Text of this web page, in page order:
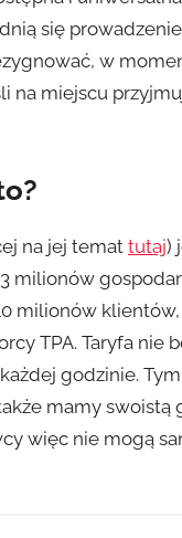
się
w
na miejscu
na jej temattutaj)
milionów
milionów
TPA. Taryfa
godzinie.
mamy
więc nie mogą